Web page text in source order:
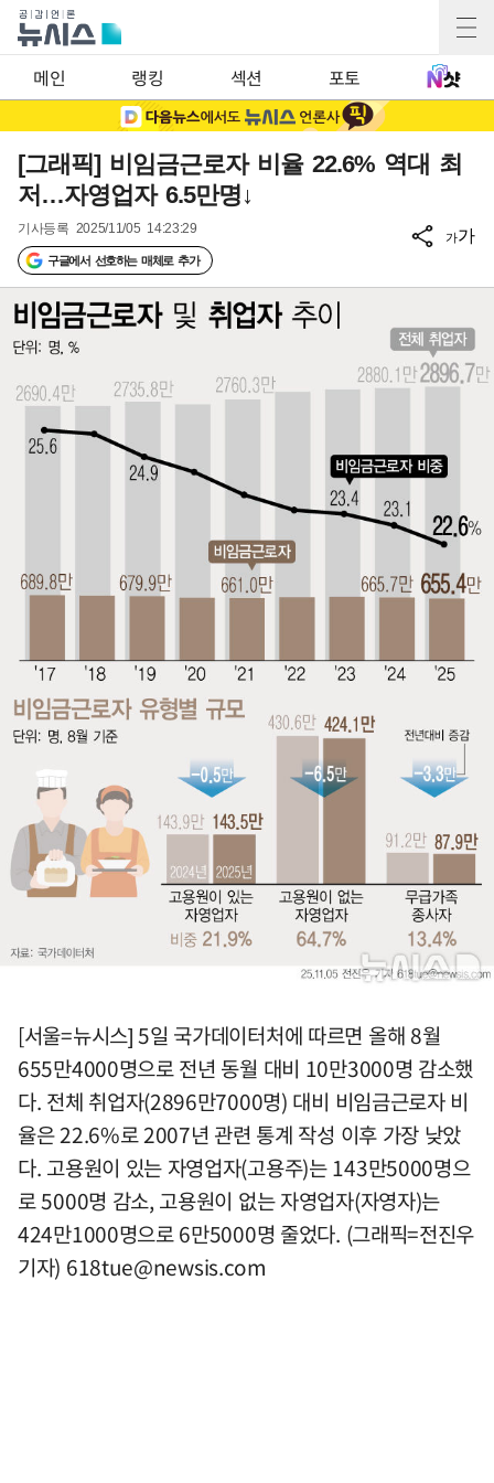
메인 랭킹 섹션 포토
[그래픽] 비임금근로자 비율 22.6% 역대 최
저…자영업자 6.5만명↓
기사등록 2025/11/05 14:23:29
구글에서 선호하는 매체로 추가
가가
[서울=뉴시스] 5일 국가데이터처에 따르면 올해 8월
655만4000명으로 전년 동월 대비 10만3000명 감소했
다. 전체 취업자(2896만7000명) 대비 비임금근로자 비
율은 22.6%로 2007년 관련 통계 작성 이후 가장 낮았
다. 고용원이 있는 자영업자(고용주)는 143만5000명으
로 5000명 감소, 고용원이 없는 자영업자(자영자)는
424만1000명으로 6만5000명 줄었다. (그래픽=전진우
기자) 618tue@newsis.com